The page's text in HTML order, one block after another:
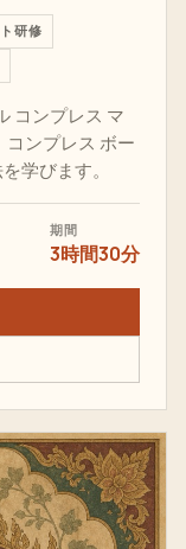
研修
コンプレス マ
ンプレス ボー
学びます。
期間
3時間30分